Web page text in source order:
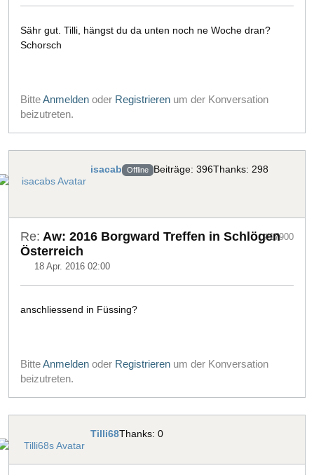
Sähr gut. Tilli, hängst du da unten noch ne Woche dran?
Schorsch
BitteAnmelden oder Registrieren um der Konversation
beizutreten.
isacab Offline Beiträge: 396Thanks: 298
Re: Aw: 2016 Borgward Treffen in Schlögen
Österreich
18 Apr. 2016 02:00
#17900
anschliessend in Füssing?
BitteAnmelden oder Registrieren um der Konversation
beizutreten.
Tilli68Thanks: 0